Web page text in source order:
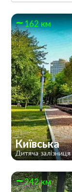
162 км
Київська
Дитяча залізниця
242 км